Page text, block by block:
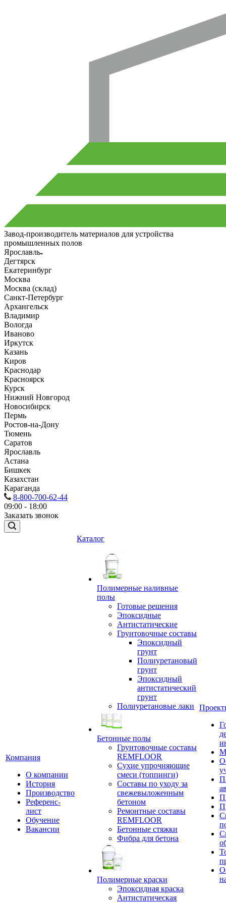
Завод-производитель материалов для устройства
промышленных полов
Ярославль
Дегтярск
Екатеринбург
Москва
Москва (склад)
Санкт-Петербург
Архангельск
Владимир
Вологда
Иваново
Иркутск
Казань
Киров
Краснодар
Красноярск
Курск
Нижний Новгород
Новосибирск
Пермь
Ростов-на-Дону
Тюмень
Саратов
Ярославль
Астана
Бишкек
Казахстан
Караганда
8-800-700-62-44
09:00 - 18:00
Заказать звонок
Компания
О компании
История
Производство
Референс-
лист
Обучение
Вакансии
Каталог
Полимерные наливные
полы
Готовые решения
Эпоксидные
Антистатические
Грунтовочные составы
Эпоксидный
грунт
Полиуретановый
грунт
Эпоксидный
антистатический
грунт
Полиуретановые лаки
Бетонные полы
Грунтовочные составы
REMFLOOR
Сухие упрочняющие
смеси (топпинги)
Составы по уходу за
свежевыложенным
бетоном
Ремонтные составы
REMFLOOR
Бетонные стяжки
Фибра для бетона
Полимерные краски
Эпоксидная краска
Антистатическая